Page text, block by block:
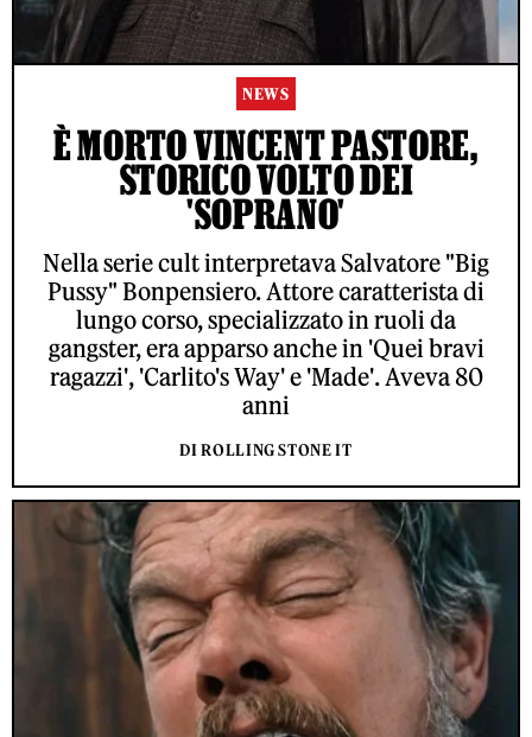
NEWS
È MORTO VINCENT PASTORE,
STORICO VOLTO DEI
'SOPRANO'
Nella serie cult interpretava Salvatore "Big
Pussy" Bonpensiero. Attore caratterista di
lungo corso, specializzato in ruoli da
gangster, era apparso anche in 'Quei bravi
ragazzi', 'Carlito's Way' e 'Made'. Aveva 80
anni
DI ROLLING STONE IT